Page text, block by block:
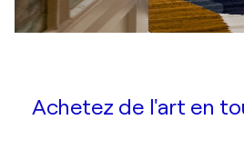
Achetez de l'art en